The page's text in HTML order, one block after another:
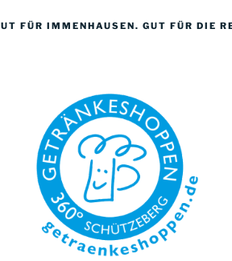
FÜR IMMENHAUSEN. GUT FÜR DIE